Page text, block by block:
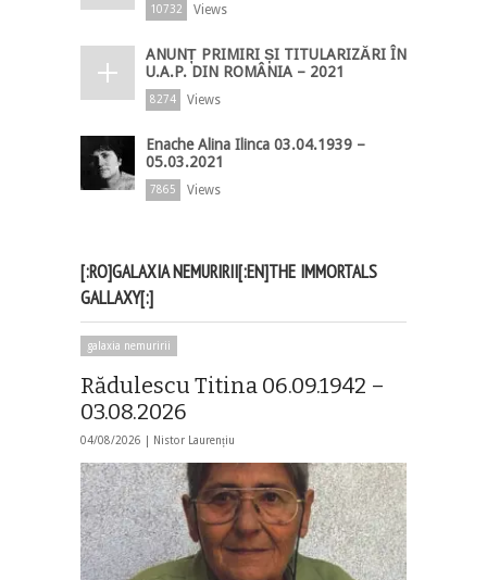
10732 Views
ANUNȚ PRIMIRI ȘI TITULARIZĂRI ÎN
U.A.P. DIN ROMÂNIA – 2021
8274 Views
Enache Alina Ilinca 03.04.1939 –
05.03.2021
7865 Views
[:RO]GALAXIA NEMURIRII[:EN]THE IMMORTALS
GALLAXY[:]
galaxia nemuririi
Rădulescu Titina 06.09.1942 –
03.08.2026
04/08/2026 | Nistor Laurențiu